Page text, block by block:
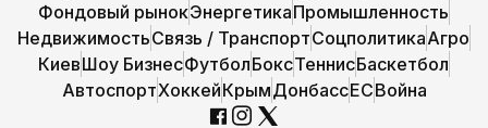
Фондовый рынокЭнергетикаПромышленность
НедвижимостьСвязь / ТранспортСоцполитикаАгро
КиевШоу БизнесФутболБоксТеннисБаскетбол
АвтоспортХоккейКрымДонбассЕСВойна